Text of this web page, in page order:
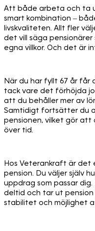
Att både arbeta och ta
smart kombination –
livskvaliteten. Allt fler
det vill säga
egna villkor. Och det är
När du har fyllt 67 år får
tack vare det förhöjda
att du behåller mer av
Samtidigt fortsätter du
pensionen, vilket gör att
över tid.
Hos Veterankraft är det
pension. Du väljer själv
uppdrag som passar
deltid och tar ut
stabilitet och möjlighet